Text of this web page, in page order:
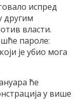
испред
другим
власти.
пароле:
је убио мога
ће
у више